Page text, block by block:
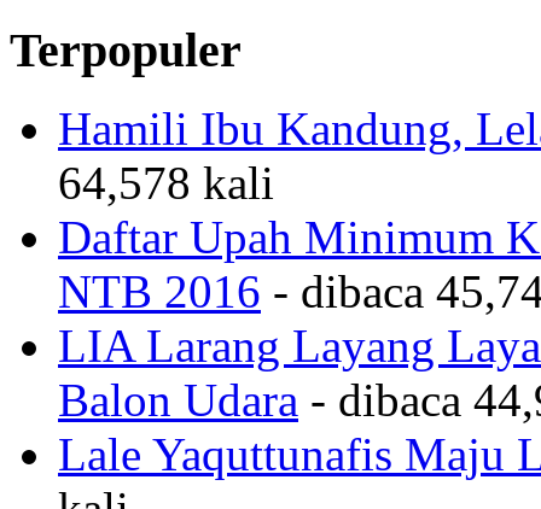
Terpopuler
Hamili Ibu Kandung,
64,578 kali
Daftar Upah Minimum
NTB 2016 - dibaca
LIA Larang Layang
Balon Udara - dibaca
Lale Yaquttunafis Maju